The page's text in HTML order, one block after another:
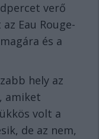
verő
Eau Rouge-
és a
hely az
amiket
volt a
de az nem,